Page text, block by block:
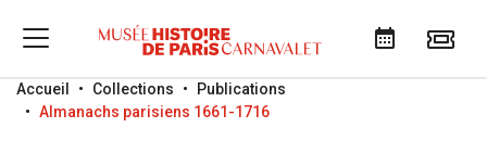
Go to menu
Go to content
Go to search
Accueil Collections
Publications
Almanachs parisiens 1661-1716